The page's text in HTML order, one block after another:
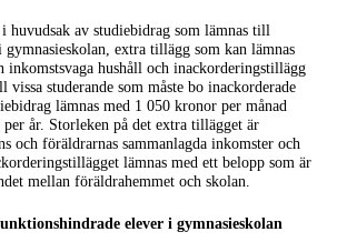
huvudsak av studiebidrag som lämnas till
gymnasieskolan, extra tillägg som kan lämnas
inkomstsvaga hushåll och inackorderingstillägg
vissa studerande som måste bo inackorderade
lämnas med 1 050 kronor per månad
år. Storleken på det extra tillägget är
och föräldrarnas sammanlagda inkomster och
lämnas med ett belopp som är
mellan föräldrahemmet och skolan.
elever i gymnasieskolan